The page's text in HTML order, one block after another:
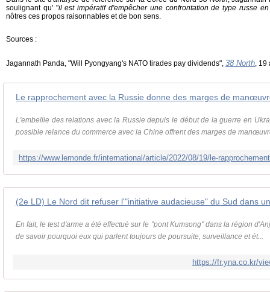
soulignant qu' "il est impératif d'empêcher une confrontation de type russe
nôtres ces propos raisonnables et de bon sens.
Sources :
Jagannath Panda, "Will Pyongyang's NATO tirades pay dividends", 38 North, 19
Le rapprochement avec la Russie donne des marges de
L'embellie des relations avec la Russie depuis le début de la guerre en
possible relance du commerce avec la Chine offrent des marges de
En fait, le test d'arme a été effectué sur le "pont Kumsong" dans la région
de savoir pourquoi eux qui parlent toujours de poursuite, surveillance et ét...
https://fr.yna.co.kr/